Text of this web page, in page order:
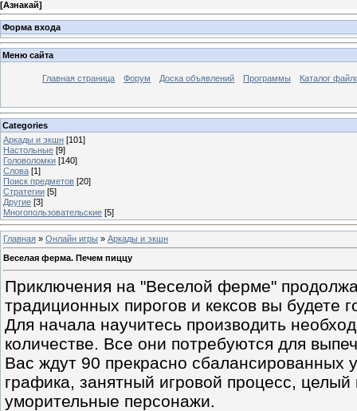
[Азнакай]
Форма входа
Меню сайта
Главная страница Форум Доска объявлений Программы Каталог
Categories
Аркады и экшн [101]
Настольные [9]
Головоломки [140]
Слова [1]
Поиск предметов [20]
Стратегии [5]
Другие [3]
Многопользовательские [5]
Главная » Онлайн игры » Аркады и экшн
Веселая ферма. Печем пиццу
Приключения на "Веселой ферме"
традиционных пирогов и кексов вы будете
Для начала научитесь производить
количестве. Все они потребуются для
Вас ждут 90 прекрасно сбалансированных
графика, занятный игровой процесс,
уморительные персонажи.